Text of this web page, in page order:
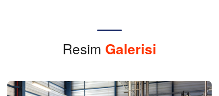
Resim Galerisi